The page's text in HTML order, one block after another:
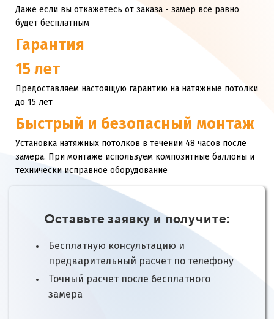
Даже если вы откажетесь от заказа - замер все равно
будет бесплатным
Гарантия
15 лет
Предоставляем настоящую гарантию на натяжные потолки
до 15 лет
Быстрый и безопасный монтаж
Установка натяжных потолков в течении 48 часов после
замера. При монтаже используем композитные баллоны и
технически исправное оборудование
Оставьте заявку и получите:
Бесплатную консультацию и
предварительный расчет по телефону
Точный расчет после бесплатного
замера